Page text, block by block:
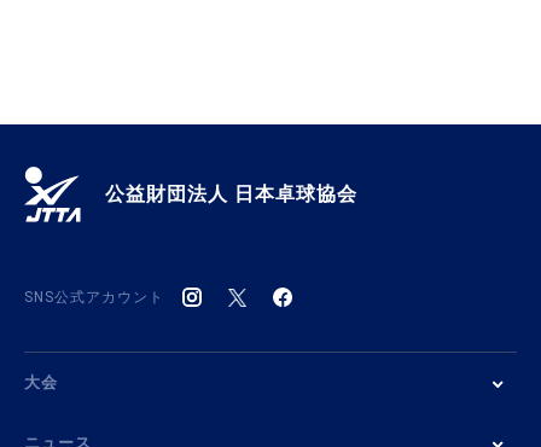
公益財団法人 日本卓球協会
SNS公式アカウント
大会
ニュース